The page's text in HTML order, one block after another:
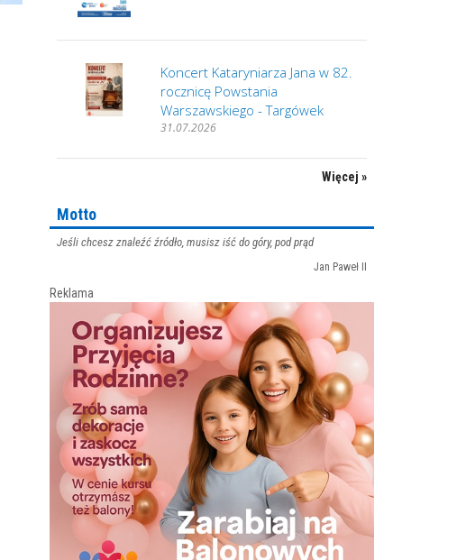
Koncert Kataryniarza Jana w 82.
rocznicę Powstania
Warszawskiego - Targówek
31.07.2026
Więcej »
Motto
Jeśli chcesz znaleźć źródło, musisz iść do góry, pod prąd
Jan Paweł II
Reklama